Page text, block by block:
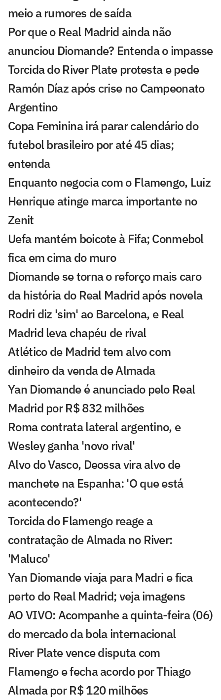
meio a rumores de saída
Por que o Real Madrid ainda não
anunciou Diomande? Entenda o impasse
Torcida do River Plate protesta e pede
Ramón Díaz após crise no Campeonato
Argentino
Copa Feminina irá parar calendário do
futebol brasileiro por até 45 dias;
entenda
Enquanto negocia com o Flamengo, Luiz
Henrique atinge marca importante no
Zenit
Uefa mantém boicote à Fifa; Conmebol
fica em cima do muro
Diomande se torna o reforço mais caro
da história do Real Madrid após novela
Rodri diz 'sim' ao Barcelona, e Real
Madrid leva chapéu de rival
Atlético de Madrid tem alvo com
dinheiro da venda de Almada
Yan Diomande é anunciado pelo Real
Madrid por R$ 832 milhões
Roma contrata lateral argentino, e
Wesley ganha 'novo rival'
Alvo do Vasco, Deossa vira alvo de
manchete na Espanha: 'O que está
acontecendo?'
Torcida do Flamengo reage a
contratação de Almada no River:
'Maluco'
Yan Diomande viaja para Madri e fica
perto do Real Madrid; veja imagens
AO VIVO: Acompanhe a quinta-feira (06)
do mercado da bola internacional
River Plate vence disputa com
Flamengo e fecha acordo por Thiago
Almada por R$ 120 milhões